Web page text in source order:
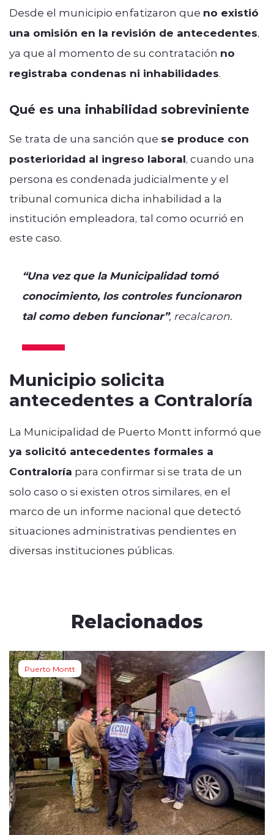
Desde el municipio enfatizaron que no existió
una omisión en la revisión de antecedentes,
ya que al momento de su contratación no
registraba condenas ni inhabilidades.
Qué es una inhabilidad sobreviniente
Se trata de una sanción que se produce con
posterioridad al ingreso laboral, cuando una
persona es condenada judicialmente y el
tribunal comunica dicha inhabilidad a la
institución empleadora, tal como ocurrió en
este caso.
“Una vez que la Municipalidad tomó
conocimiento, los controles funcionaron
tal como deben funcionar”, recalcaron.
Municipio solicita
antecedentes a Contraloría
La Municipalidad de Puerto Montt informó que
ya solicitó antecedentes formales a
Contraloría para confirmar si se trata de un
solo caso o si existen otros similares, en el
marco de un informe nacional que detectó
situaciones administrativas pendientes en
diversas instituciones públicas.
Relacionados
Puerto Montt